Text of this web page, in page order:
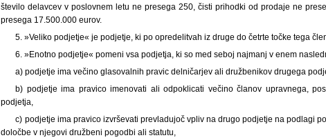
število delavcev v poslovnem letu ne presega 250, čisti prihodki od prodaje ne
presega 17.500.000 eurov.
5. »Veliko podjetje« je podjetje, ki po opredelitvah iz druge do četrte točke tega
6. »Enotno podjetje« pomeni vsa podjetja, ki so med seboj najmanj v enem
a) podjetje ima večino glasovalnih pravic delničarjev ali družbenikov drugega
b) podjetje ima pravico imenovati ali odpoklicati večino članov upravnega,
podjetja,
c) podjetje ima pravico izvrševati prevladujoč vpliv na drugo podjetje na podlagi
določbe v njegovi družbeni pogodbi ali statutu,